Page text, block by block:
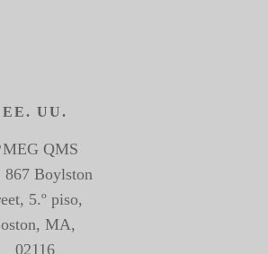
EE. UU.
QMS
867 Boylston
5.º piso,
MA,
02116